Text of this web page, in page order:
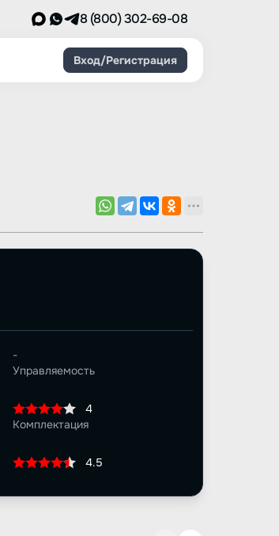
8 (800) 302-69-08
Вход/Регистрация
-
Управляемость
4
Комплектация
4.5